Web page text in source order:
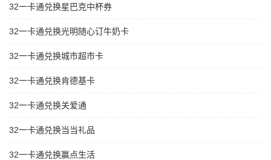
32一卡通兑换星巴克中杯券
32一卡通兑换光明随心订牛奶卡
32一卡通兑换城市超市卡
32一卡通兑换肯德基卡
32一卡通兑换关爱通
32一卡通兑换当当礼品
32一卡通兑换赢点生活